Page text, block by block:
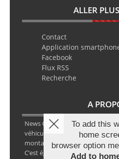
ALLER
Contact
Application
Facebook
Flux RSS
Recherche
A
News Classic Racing est le
véhicule historique. Que ce soit
montagne, vous y retrouverez
C’est également le calendrier
To add this
home
browser option
Add to